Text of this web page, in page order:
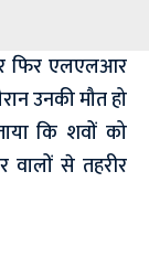
फिर एलएलआर
उनकी मौत हो
कि शवों को
वालों से तहरीर